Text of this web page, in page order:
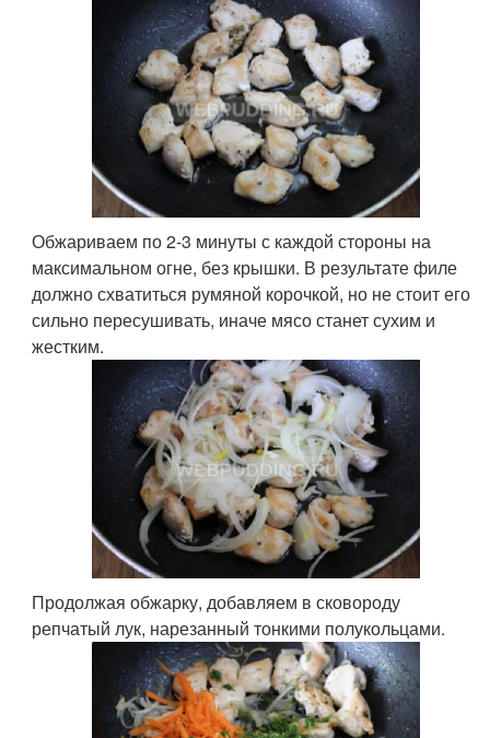
Обжариваем по 2-3 минуты с каждой стороны на
максимальном огне, без крышки. В результате филе
должно схватиться румяной корочкой, но не стоит его
сильно пересушивать, иначе мясо станет сухим и
жестким.
Продолжая обжарку, добавляем в сковороду
репчатый лук, нарезанный тонкими полукольцами.